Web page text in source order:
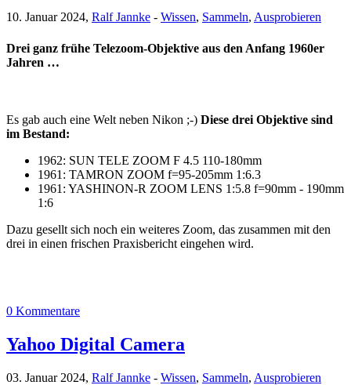
10. Januar 2024, Ralf Jannke - Wissen, Sammeln, Ausprobieren
Drei ganz frühe Telezoom-Objektive aus den Anfang 1960er
Jahren …
Es gab auch eine Welt neben Nikon ;-) Diese drei Objektive sind
im Bestand:
1962: SUN TELE ZOOM F 4.5 110-180mm
1961: TAMRON ZOOM f=95-205mm 1:6.3
1961: YASHINON-R ZOOM LENS 1:5.8 f=90mm - 190mm
1:6
Dazu gesellt sich noch ein weiteres Zoom, das zusammen mit den
drei in einen frischen Praxisbericht eingehen wird.
0 Kommentare
Yahoo Digital Camera
03. Januar 2024, Ralf Jannke - Wissen, Sammeln, Ausprobieren